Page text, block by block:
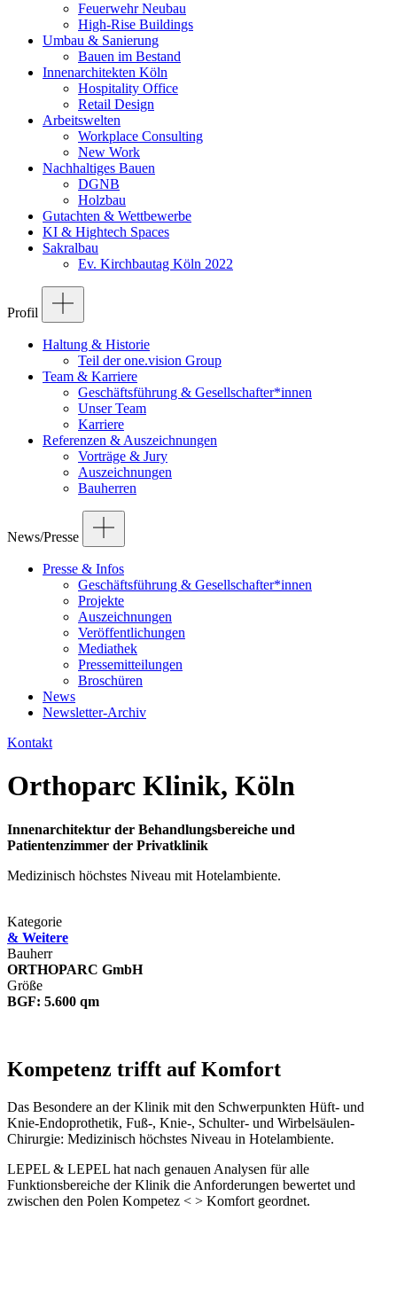
Feuerwehr Neubau
High-Rise Buildings
Umbau & Sanierung
Bauen im Bestand
Innenarchitekten Köln
Hospitality Office
Retail Design
Arbeitswelten
Workplace Consulting
New Work
Nachhaltiges Bauen
DGNB
Holzbau
Gutachten & Wettbewerbe
KI & Hightech Spaces
Sakralbau
Ev. Kirchbautag Köln 2022
Profil
Haltung & Historie
Teil der one.vision Group
Team & Karriere
Geschäftsführung & Gesellschafter*innen
Unser Team
Karriere
Referenzen & Auszeichnungen
Vorträge & Jury
Auszeichnungen
Bauherren
News/Presse
Presse & Infos
Geschäftsführung & Gesellschafter*innen
Projekte
Auszeichnungen
Veröffentlichungen
Mediathek
Pressemitteilungen
Broschüren
News
Newsletter-Archiv
Kontakt
Orthoparc Klinik, Köln
Innenarchitektur der Behandlungsbereiche und
Patientenzimmer der Privatklinik
Medizinisch höchstes Niveau mit Hotelambiente.
Kategorie
& Weitere
Bauherr
ORTHOPARC GmbH
Größe
BGF: 5.600 qm
Kompetenz trifft auf Komfort
Das Besondere an der Klinik mit den Schwerpunkten Hüft- und
Knie-Endoprothetik, Fuß-, Knie-, Schulter- und Wirbelsäulen-
Chirurgie: Medizinisch höchstes Niveau in Hotelambiente.
LEPEL & LEPEL hat nach genauen Analysen für alle
Funktionsbereiche der Klinik die Anforderungen bewertet und
zwischen den Polen Kompetez < > Komfort geordnet.